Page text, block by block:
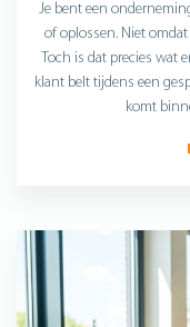
Je bent een
of oplossen. Niet
Toch is dat precies wat
klant belt tijdens een
komt